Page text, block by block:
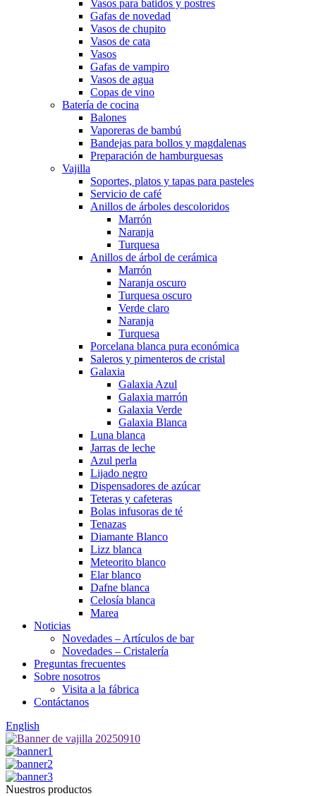
Vasos para batidos y postres
Gafas de novedad
Vasos de chupito
Vasos de cata
Vasos
Gafas de vampiro
Vasos de agua
Copas de vino
Batería de cocina
Balones
Vaporeras de bambú
Bandejas para bollos y magdalenas
Preparación de hamburguesas
Vajilla
Soportes, platos y tapas para pasteles
Servicio de café
Anillos de árboles descoloridos
Marrón
Naranja
Turquesa
Anillos de árbol de cerámica
Marrón
Naranja oscuro
Turquesa oscuro
Verde claro
Naranja
Turquesa
Porcelana blanca pura económica
Saleros y pimenteros de cristal
Galaxia
Galaxia Azul
Galaxia marrón
Galaxia Verde
Galaxia Blanca
Luna blanca
Jarras de leche
Azul perla
Lijado negro
Dispensadores de azúcar
Teteras y cafeteras
Bolas infusoras de té
Tenazas
Diamante Blanco
Lizz blanca
Meteorito blanco
Elar blanco
Dafne blanca
Celosía blanca
Marea
Noticias
Novedades – Artículos de bar
Novedades – Cristalería
Preguntas frecuentes
Sobre nosotros
Visita a la fábrica
Contáctanos
English
Nuestros productos